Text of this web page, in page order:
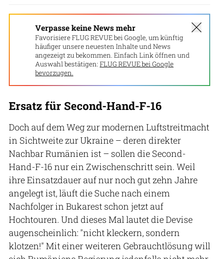
Verpasse keine News mehr
Favorisiere FLUG REVUE bei Google, um künftig
häufiger unsere neuesten Inhalte und News
angezeigt zu bekommen. Einfach Link öffnen und
Auswahl bestätigen: FLUG REVUE bei Google
bevorzugen.
Ersatz für Second-Hand-F-16
Doch auf dem Weg zur modernen Luftstreitmacht
in Sichtweite zur Ukraine – deren direkter
Nachbar Rumänien ist – sollen die Second-
Hand-F-16 nur ein Zwischenschritt sein. Weil
ihre Einsatzdauer auf nur noch gut zehn Jahre
angelegt ist, läuft die Suche nach einem
Nachfolger in Bukarest schon jetzt auf
Hochtouren. Und dieses Mal lautet die Devise
augenscheinlich: "nicht kleckern, sondern
klotzen!" Mit einer weiteren Gebrauchtlösung will